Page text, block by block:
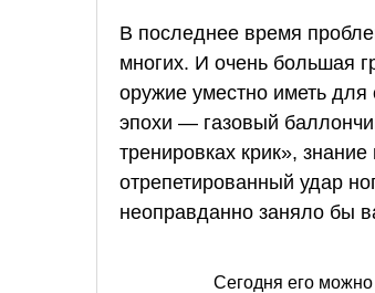
В последнее время
многих. И очень большая
оружие уместно иметь для
эпохи — газовый
тренировках крик»,
отрепетированный удар
неоправданно заняло бы
Сегодня его можно